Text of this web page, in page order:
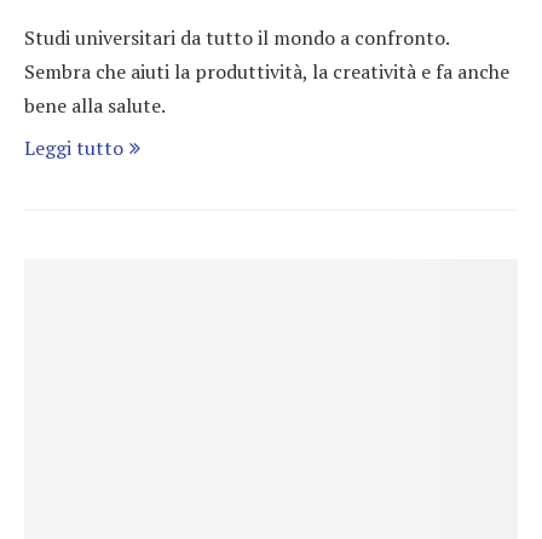
Studi universitari da tutto il mondo a confronto.
Sembra che aiuti la produttività, la creatività e fa anche
bene alla salute.
Leggi tutto